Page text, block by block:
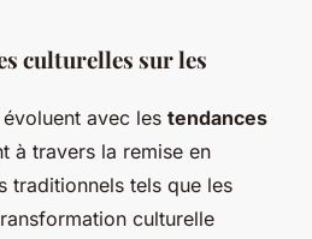
culturelles sur les
avec les tendances
à travers la remise en
traditionnels tels que les
culturelle